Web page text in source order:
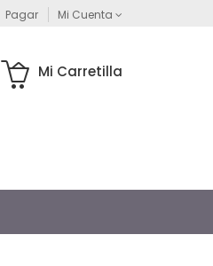
Pagar Mi Cuenta
Mi Carretilla